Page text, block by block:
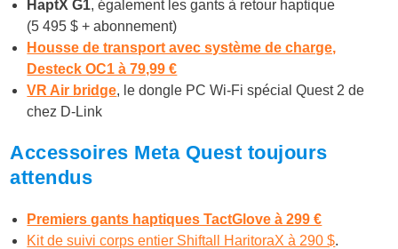
HaptX G1, également les gants à retour haptique
(5 495 $ + abonnement)
Housse de transport avec système de charge,
Desteck OC1 à 79,99 €
VR Air bridge, le dongle PC Wi-Fi spécial Quest 2 de
chez D-Link
Accessoires Meta Quest toujours
attendus
Premiers gants haptiques TactGlove à 299 €
Kit de suivi corps entier Shiftall HaritoraX à 290 $.